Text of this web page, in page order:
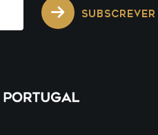
SUBSCREVER